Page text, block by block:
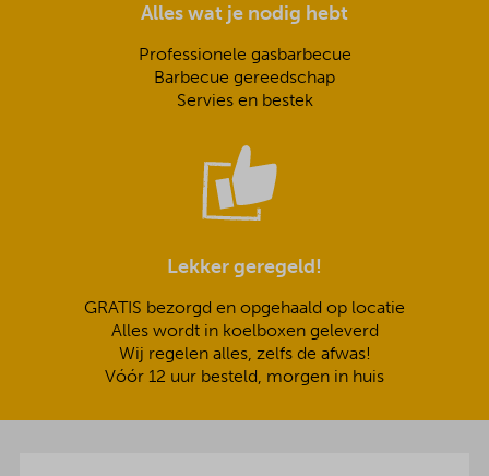
Alles wat je nodig hebt
Professionele gasbarbecue
Barbecue gereedschap
Servies en bestek
Lekker geregeld!
GRATIS bezorgd en opgehaald op locatie
Alles wordt in koelboxen geleverd
Wij regelen alles, zelfs de afwas!
Vóór 12 uur besteld, morgen in huis